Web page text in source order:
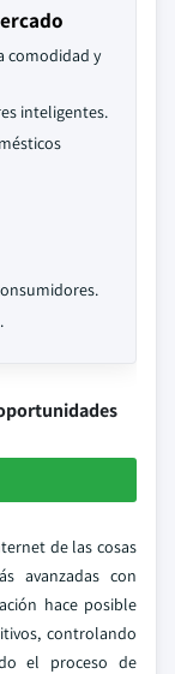
comodidad y
inteligentes.
de las cosas
avanzadas con
hace posible
controlando
el proceso de